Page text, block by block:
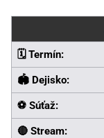
🗓️ Termín:
🏟️ Dejisko:
⚽ Súťaž:
🔴 Stream: